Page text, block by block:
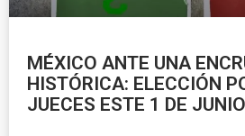
MÉXICO ANTE UNA
HISTÓRICA: ELECCIÓN
JUECES ESTE 1 DE JUNIO